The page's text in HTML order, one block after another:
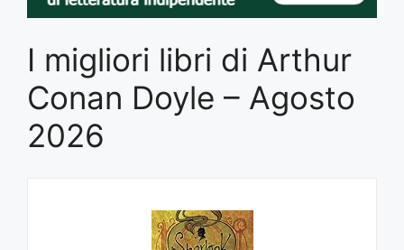
I migliori libri di Arthur
Conan Doyle – Agosto
2026